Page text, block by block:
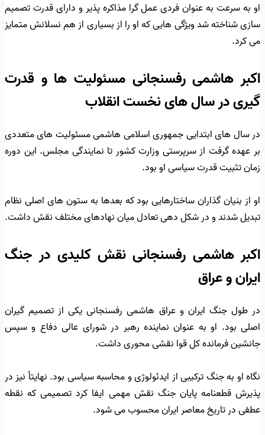
او به سرعت به عنوان فردی عمل گرا مذاکره پذیر و دارای قدرت تصمیم
سازی شناخته شد ویژگی هایی که او را از بسیاری از هم نسلانش متمایز
می کرد.
اکبر هاشمی رفسنجانی مسئولیت ها و قدرت
گیری در سال های نخست انقلاب
در سال های ابتدایی جمهوری اسلامی هاشمی مسئولیت های متعددی
بر عهده گرفت از سرپرستی وزارت کشور تا نمایندگی مجلس. این دوره
زمان تثبیت قدرت سیاسی او بود.
او از بنیان گذاران ساختارهایی بود که بعدها به ستون های اصلی نظام
تبدیل شدند و در شکل دهی تعادل میان نهادهای مختلف نقش داشت.
اکبر هاشمی رفسنجانی نقش کلیدی در جنگ
ایران و عراق
در طول جنگ ایران و عراق هاشمی رفسنجانی یکی از تصمیم گیران
اصلی بود. او به عنوان نماینده رهبر در شورای عالی دفاع و سپس
جانشین فرمانده کل قوا نقشی محوری داشت.
نگاه او به جنگ ترکیبی از ایدئولوژی و محاسبه سیاسی بود. نهایتاً نیز در
پذیرش قطعنامه پایان جنگ نقش مهمی ایفا کرد تصمیمی که نقطه
عطفی در تاریخ معاصر ایران محسوب می شود.